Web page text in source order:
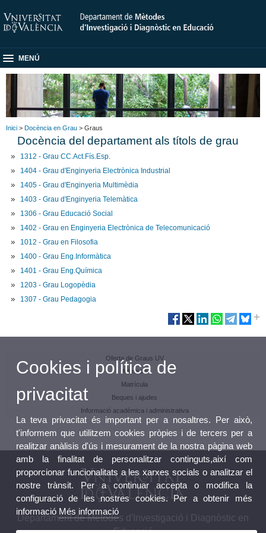
MENÚ
Inici > Docència en Grau > Graus
Docència del departament als títols de grau
1312 - Grau CC.Act.Fís.Esp.
1404 - Grau d'Enginyeria Electrònica Industrial
1405 - Grau d'Enginyeria Multimèdia
1403 - Grau d'Enginyeria Telemàtica
1306 - Grau Educació Social
1402 - Grau en Enginyeria Electrònica de Telecomunicació
1012 - Grau en Filosofia
1400 - Grau Eng.Informàtica
1401 - Grau Eng.Química
1203 - Grau Logopèdia
1307 - Grau Pedagogia
Oferta de Graus UV
Admissió
Matrícula
Beques i ajudes
Informació acadèmica i administrativa
Departament de Mètodes d'Investigació i Diagnòstic en
Cookies i política de
privacitat
La teva privacitat és important per a nosaltres. Per això,
t'informem que utilitzem cookies pròpies i de tercers per a
realitzar anàlisis d'ús i mesurament de la nostra pàgina web
amb la finalitat de personalitzar continguts,així com
proporcionar funcionalitats a les xarxes socials o analitzar el
nostre trànsit. Per a continuar accepta o modifica la
configuració de les nostres cookies. Per a obtenir més
informació Més informació